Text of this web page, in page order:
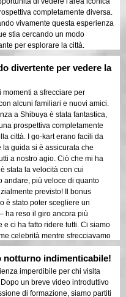
completamente diversa.
vivamente questa esperienza
stia cercando un modo
per esplorare la città.
sicura e un modo perfetto per
dei luoghi più famosi di Tokyo!
divertente per vedere la
momenti a sfrecciare per
alcuni familiari e nuovi amici.
a Shibuya è stata fantastica,
prospettiva completamente
città. I go-kart erano facili da
la guida si è assicurata che
a nostro agio. Ciò che mi ha
stata la velocità con cui
andare, più veloce di quanto
previsto! Il bonus
è stato poter scegliere un
ha reso il giro ancora più
e ci ha fatto ridere tutti. Ci siamo
celebrità mentre sfrecciavamo
e turisti che ci scattavano
È stato un ottimo modo
la città. Lo consiglio sicuramente
visiti Tokyo!
notturno indimenticabile!
imperdibile per chi visita
un breve video introduttivo
di formazione, siamo partiti